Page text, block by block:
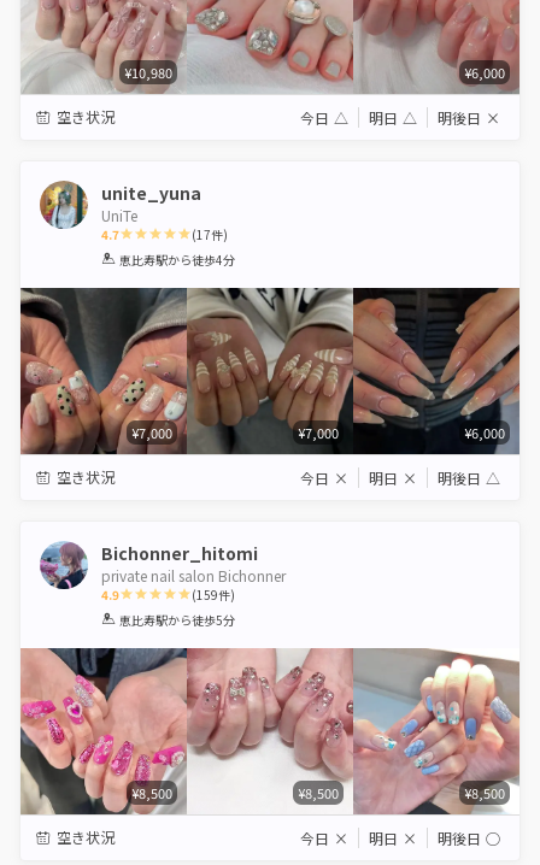
¥10,980 ¥6,000
空き状況 今日 △ 明日 △ 明後日 ×
unite_yuna
UniTe
4.7
1 2 3 4 5
(17件)
恵比寿駅から徒歩4分
¥7,000 ¥7,000 ¥6,000
空き状況 今日 × 明日 × 明後日 △
Bichonner_hitomi
private nail salon Bichonner
4.9
1 2 3 4 5
(159件)
恵比寿駅から徒歩5分
¥8,500 ¥8,500 ¥8,500
空き状況 今日 × 明日 × 明後日 ◯